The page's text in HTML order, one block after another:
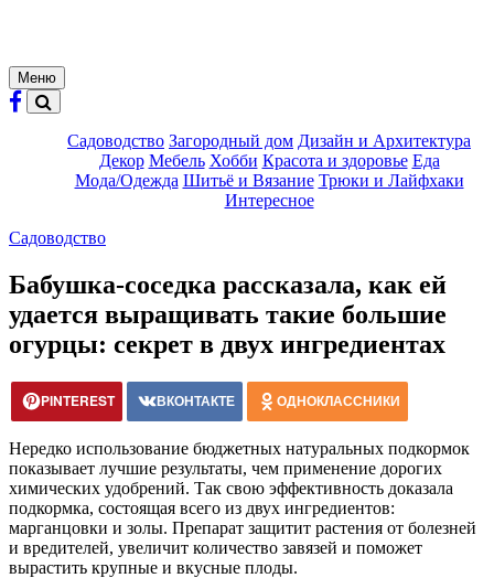
Меню
Садоводство Загородный дом Дизайн и Архитектура
Декор Мебель Хобби Красота и здоровье Еда
Мода/Одежда Шитьё и Вязание Трюки и Лайфхаки
Интересное
Садоводство
Бабушка-соседка рассказала, как ей
удается выращивать такие большие
огурцы: секрет в двух ингредиентах
PINTEREST ВКОНТАКТЕ ОДНОКЛАССНИКИ
Нередко использование бюджетных натуральных подкормок
показывает лучшие результаты, чем применение дорогих
химических удобрений. Так свою эффективность доказала
подкормка, состоящая всего из двух ингредиентов:
марганцовки и золы. Препарат защитит растения от болезней
и вредителей, увеличит количество завязей и поможет
вырастить крупные и вкусные плоды.